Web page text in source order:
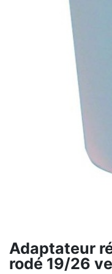
Adaptateur
rodé 19/26